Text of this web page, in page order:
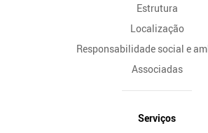
Estrutura
Localização
Responsabilidade social e
Associadas
Serviços